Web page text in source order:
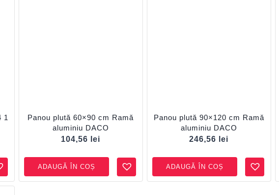
1
Panou plută 60×90 cm Ramă
aluminiu DACO
104,56
lei
ADAUGĂ ÎN COȘ
Panou plută 90×120 cm Ramă
aluminiu DACO
246,56
lei
ADAUGĂ ÎN COȘ